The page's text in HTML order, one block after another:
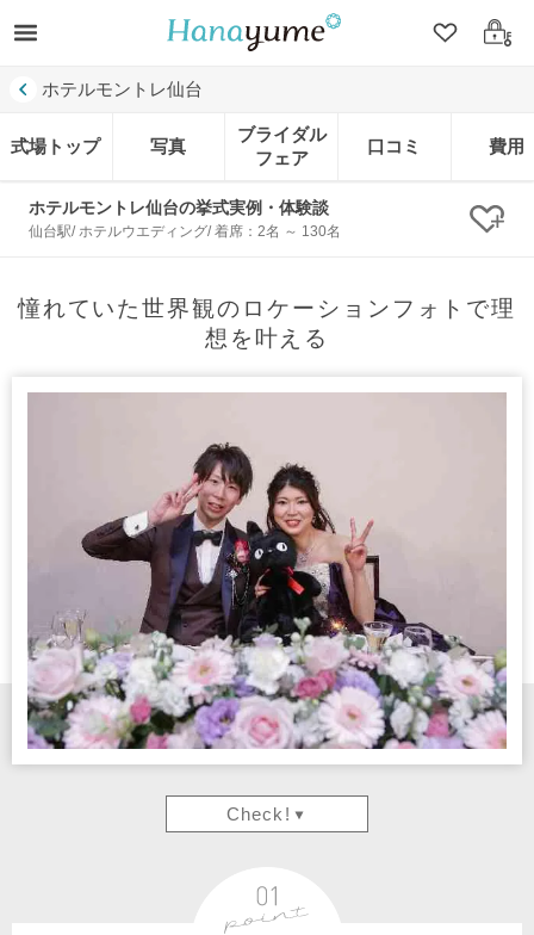
クリップ
ログ
ホテルモントレ仙台
式場トップ 写真
ブライダル
フェア
口コミ 費用
ホテルモントレ仙台の挙式実例・体験談
仙台駅/ ホテルウエディング/ 着席：2名 ～ 130名 ク
憧れていた世界観のロケーションフォトで理
想を叶える
Check!